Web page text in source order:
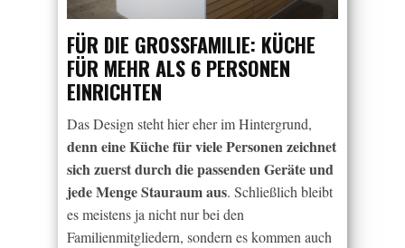
FÜR DIE GROSSFAMILIE: KÜCHE F
ÜR MEHR ALS 6 PERSONEN E
INRICHTEN
Das Design steht hier eher im Hintergrund,
denn eine Küche für viele Personen zeichnet
sich zuerst durch die passenden Geräte und
jede Menge Stauraum aus. Schließlich bleibt
es meistens ja nicht nur bei den
Familienmitgliedern, sondern es kommen auch